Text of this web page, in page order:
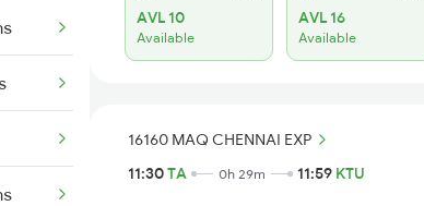
AVL 10
Available
AVL 16
Available
16160 MAQ CHENNAI EXP
11:30TA 0h 29m 11:59 KTU